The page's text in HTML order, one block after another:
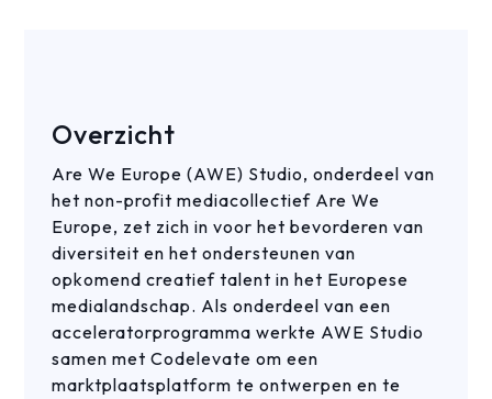
Overzicht
Are We Europe (AWE) Studio, onderdeel van
het non-profit mediacollectief Are We
Europe, zet zich in voor het bevorderen van
diversiteit en het ondersteunen van
opkomend creatief talent in het Europese
medialandschap. Als onderdeel van een
acceleratorprogramma werkte AWE Studio
samen met Codelevate om een
marktplaatsplatform te ontwerpen en te